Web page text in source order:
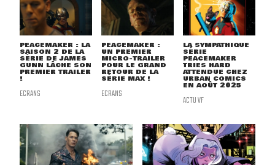
PEACEMAKER : LA
SAISON 2 DE LA
SÉRIE DE JAMES
GUNN LÂCHE SON
PREMIER TRAILER
!
ECRANS
PEACEMAKER :
UN PREMIER
MICRO-TRAILER
POUR LE GRAND
RETOUR DE LA
SÉRIE MAX !
ECRANS
LA SYMPATHIQUE
SÉRIE
PEACEMAKER
TRIES HARD
ATTENDUE CHEZ
URBAN COMICS
EN AOÛT 2025
ACTU VF